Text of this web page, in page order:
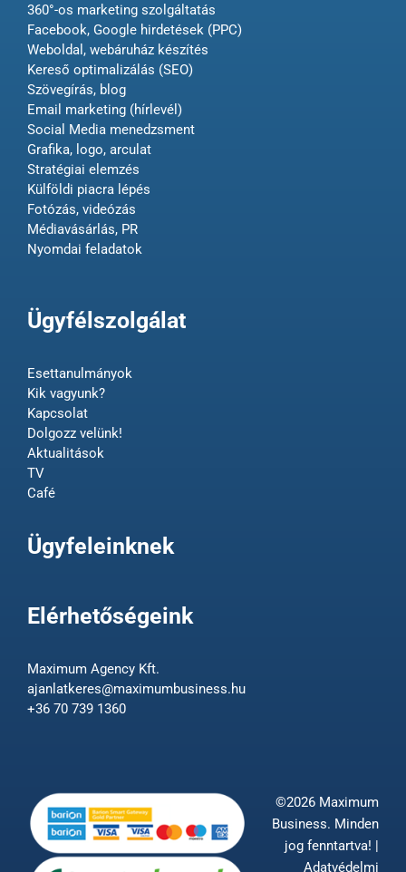
360°-os marketing szolgáltatás
Facebook, Google hirdetések (PPC)
Weboldal, webáruház készítés
Kereső optimalizálás (SEO)
Szövegírás, blog
Email marketing (hírlevél)
Social Media menedzsment
Grafika, logo, arculat
Stratégiai elemzés
Külföldi piacra lépés
Fotózás, videózás
Médiavásárlás, PR
Nyomdai feladatok
Ügyfélszolgálat
Esettanulmányok
Kik vagyunk?
Kapcsolat
Dolgozz velünk!
Aktualitások
TV
Café
Ügyfeleinknek
Elérhetőségeink
Maximum Agency Kft.
ajanlatkeres@maximumbusiness.hu
+36 70 739 1360
©2026 Maximum
Business. Minden
jog fenntartva! |
Adatvédelmi